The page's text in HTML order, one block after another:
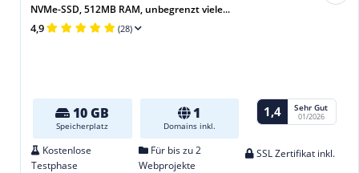
NVMe-SSD, 512MB RAM, unbegrenzt viele...
4,9 (28)
10 GB
Speicherplatz
1
Domains inkl.
1,4 Sehr Gut
01/2026
Kostenlose
Testphase
Für bis zu 2
Webprojekte
SSL Zertifikat inkl.